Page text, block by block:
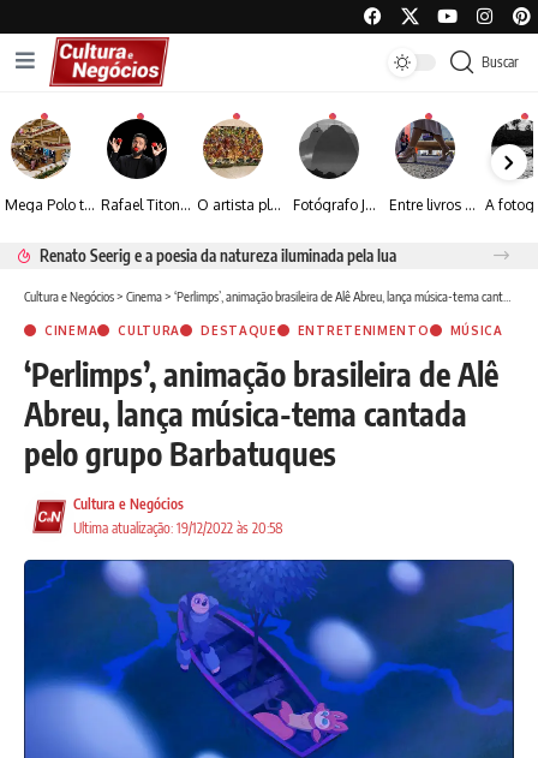
Buscar
Mega Polo transforma lançamento de coleção em plataforma nacional de negócios e projeta crescimento de mais de 15% Rafael Titonelly leva magia e acolhimento a crianças em tratamento oncológico em Juiz de Fora O artista plástico Jorge Luiz transforma sustentabilidade e criatividade em arte contemporânea Fotógrafo José Roberto apresenta um olhar sensível sobre arquitetura, formas e luz na fotografia Entre livros e fotografia autoral, Sebastião Reis consolida uma trajetória marcada pelo olhar artístico
Renato Seerig e a poesia da natureza iluminada pela lua
Cultura e Negócios> Cinema> ‘Perlimps’, animação brasileira de Alê Abreu, lança música-tema cantada pelo grupo Barbatuques
CINEMA CULTURA DESTAQUE ENTRETENIMENTO MÚSICA
‘Perlimps’, animação brasileira de Alê
Abreu, lança música-tema cantada
pelo grupo Barbatuques
Ultima atualização: 19/12/2022 às 20:58
Cultura e Negócios